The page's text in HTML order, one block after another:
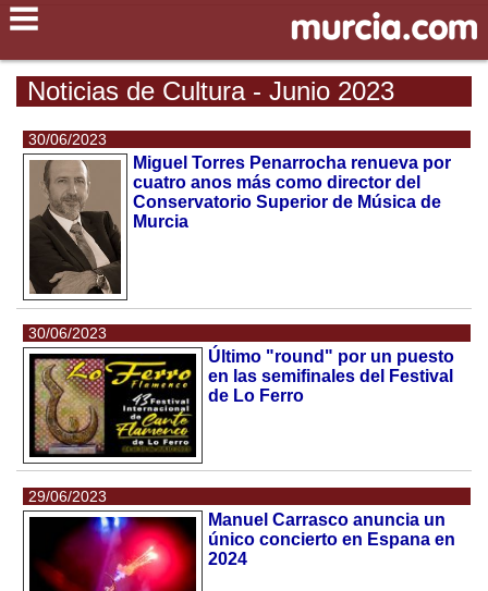
Noticias de Cultura - Junio 2023
30/06/2023
Miguel Torres Penarrocha renueva por
cuatro anos más como director del
Conservatorio Superior de Música de
Murcia
30/06/2023
Último "round" por un puesto
en las semifinales del Festival
de Lo Ferro
29/06/2023
Manuel Carrasco anuncia un
único concierto en Espana en
2024